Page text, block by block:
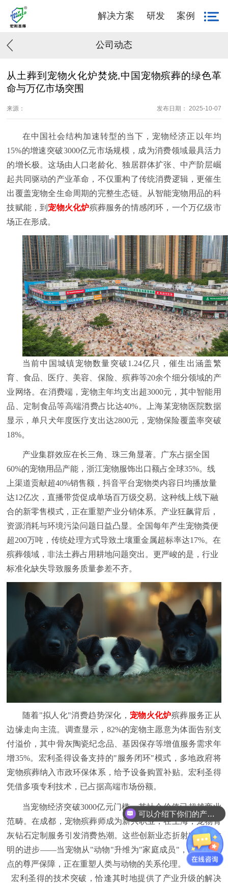
解决方案 研发 案例
公司动态
从土葬到宠物火化炉焚烧,中国宠物殡葬的绿色革
命与万亿市场突围
来源： 发布日期： 2025-10-07
在中国社会结构加速转型的当下，宠物经济正以年均
15%的增速突破3000亿元市场规模，成为消费领域最具活力
的增长极。这场由人口老龄化、独居群体扩张、中产阶层崛
起共同驱动的产业革命，不仅重构了传统消费逻辑，更催生
出覆盖宠物全生命周期的完整生态链。从智能宠物用品的科
技赋能，到 宠物火化炉殡葬服务的情感闭环，一个万亿级市
场正在形成。
当前中国城镇宠物数量突破1.24亿只，催生出涵盖繁
育、食品、医疗、美容、保险、殡葬等20余个细分领域的产
业网络。在消费端，宠物主年均支出超3000元，其中智能用
品、定制食品等高端消费占比达40%。上海某宠物医院数据
显示，单只犬年度医疗支出达2800元，宠物保险覆盖率突破
18%。
产业集群效应在长三角、珠三角显著。广东占据全国
60%的宠物用品产能，浙江宠物服饰出口额占全球35%。线
上渠道贡献超40%销售额，抖音平台宠物类内容日均播放量
达12亿次，直播带货促成单场百万级交易。这种线上线下融
合的新零售模式，正在重塑产业分销体系。 产业狂飙背后，
资源消耗与环境污染问题日益凸显。全国每年产生宠物粪便
超200万吨，传统处理方式导致土壤重金属超标率达17%。在
殡葬领域，非法土葬占用耕地问题突出。更严峻的是，行业
标准化缺失导致服务质量参差不齐。
随着"拟人化"消费趋势深化， 宠物火化炉殡葬服务正从
边缘走向主流。调查显示，82%的宠物主愿意为体面告别支
付溢价，其中骨灰陶瓷纪念品、基因保存等增值服务需求年
增35%。宏利圣得设备支持的"服务闭环"模式，多地政府将
宠物殡葬纳入市政环保体系，给予设备购置补贴。宏利圣得
凭借多项专利技术，已占据高端市场份额。
当宠物经济突破3000亿元门槛，其社会价值已超越商业
范畴。在成都，宠物殡葬师成为新兴职业；在上海，宠物骨
灰钻石定制服务引发消费热潮。这些创新业态折射出社会文
明的进步——当宠物从"动物"升维为"家庭成员"，其生命终
点的尊严保障，正在重塑人类与动物的关系伦理。
宏利圣得的技术突破，恰逢其时地提供了产业升级的解决
可以介绍下你们的产品么？